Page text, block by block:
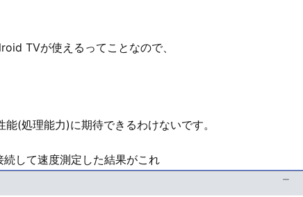
TVが使えるってことなので、
(処理能力)に期待できるわけないです。
して速度測定した結果がこれ